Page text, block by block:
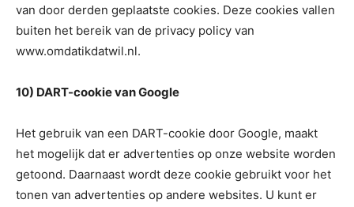
van door derden geplaatste cookies. Deze cookies vallen
buiten het bereik van de privacy policy van
www.omdatikdatwil.nl.
10) DART-cookie van Google
Het gebruik van een DART-cookie door Google, maakt
het mogelijk dat er advertenties op onze website worden
getoond. Daarnaast wordt deze cookie gebruikt voor het
tonen van advertenties op andere websites. U kunt er